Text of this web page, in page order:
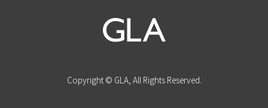
Copyright © GLA, All Rights Reserved.